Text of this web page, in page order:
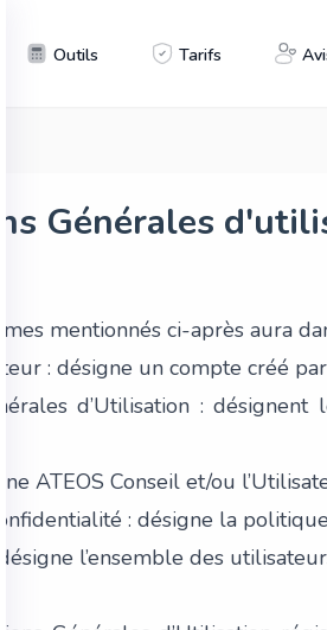
Outils Tarifs
Générales
mentionnés ci-après aura
: désigne un compte créé
d’Utilisation :
ATEOS Conseil et/ou
: désigne la
désigne l’ensemble des